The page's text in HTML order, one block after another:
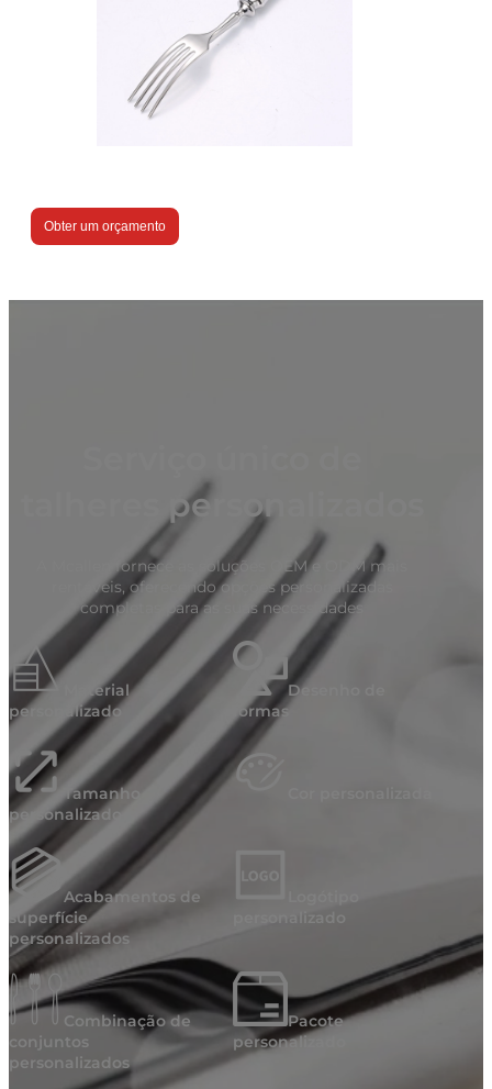
Obter um orçamento
talheres personalizados
A Mcallen fornece as soluções OEM e ODM mais
rentáveis, oferecendo opções personalizadas
completas para as suas necessidades
Material
personalizado
Desenho de
formas
Tamanho
personalizado
Acabamentos de
superfície
personalizados
Combinação de
conjuntos
personalizados
Pacote
personalizado